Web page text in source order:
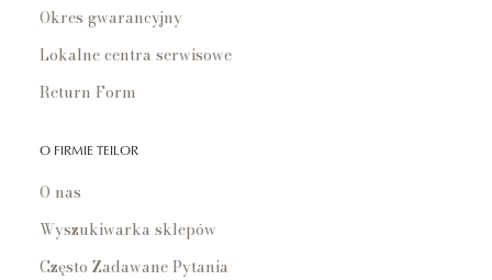
Okres gwarancyjny
Lokalne centra serwisowe
Return Form
O FIRMIE TEILOR
O nas
Wyszukiwarka sklepów
Często Zadawane Pytania